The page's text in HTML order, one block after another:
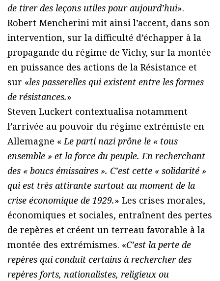
de tirer des leçons utiles pour aujourd’hui».
Robert Mencherini mit ainsi l’accent, dans son
intervention, sur la difficulté d’échapper à la
propagande du régime de Vichy, sur la montée
en puissance des actions de la Résistance et
sur «les passerelles qui existent entre les formes
de résistances.»
Steven Luckert contextualisa notamment
l’arrivée au pouvoir du régime extrémiste en
Allemagne «Le parti nazi prône le « tous
ensemble » et la force du peuple. En recherchant
des « boucs émissaires ». C’est cette « solidarité »
qui est très attirante surtout au moment de la
crise économique de 1929.» Les crises morales,
économiques et sociales, entraînent des pertes
de repères et créent un terreau favorable à la
montée des extrémismes. «C’est la perte de
repères qui conduit certains à rechercher des
repères forts, nationalistes, religieux ou